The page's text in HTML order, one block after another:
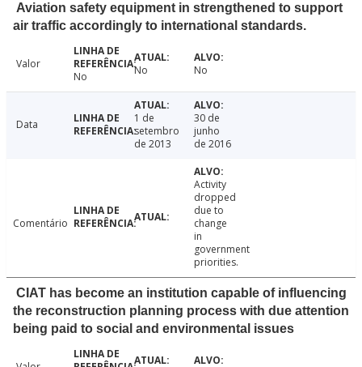
Aviation safety equipment in strengthened to support
air traffic accordingly to international standards.
Valor
No
No No
Data
1 de
setembro
de 2013
30 de
junho
de 2016
Comentário
Activity
dropped
due to
change
in
government
priorities.
CIAT has become an institution capable of influencing
the reconstruction planning process with due attention
being paid to social and environmental issues